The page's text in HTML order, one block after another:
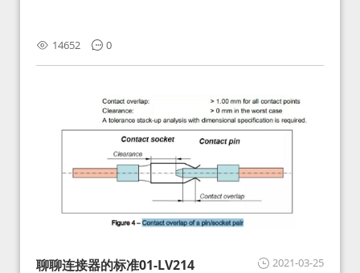
14652 0
2021-03-25
聊聊连接器的标准01-LV214